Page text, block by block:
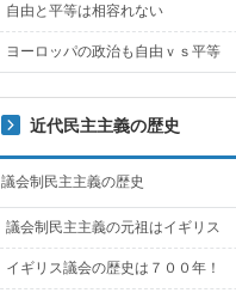
自由と平等は相容れない
ヨーロッパの政治も自由ｖｓ平等
近代民主主義の歴史
議会制民主主義の歴史
議会制民主主義の元祖はイギリス
イギリス議会の歴史は７００年！